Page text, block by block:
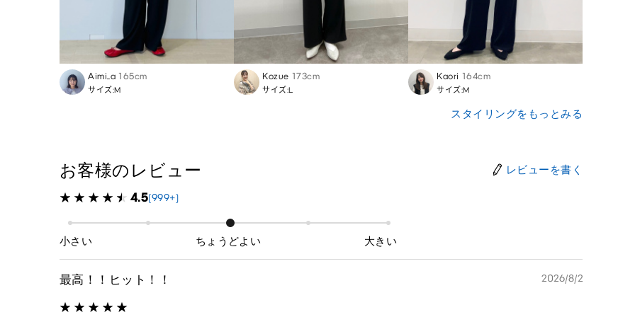
Aimi_a 165cm
サイズ:M
Kozue 173cm
サイズ:L
Kaori 164cm
サイズ:M
スタイリングをもっとみる
お客様のレビュー レビューを書く
4.5(999+)
小さい ちょうどよい 大きい
最高！！ヒット！！ 2026/8/2